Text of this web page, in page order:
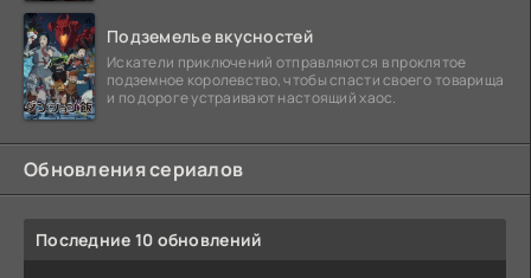
Подземелье вкусностей
Искатели приключений отправляются в проклятое
подземное королевство, чтобы спасти своего товарища
и по дороге устраивают настоящий хаос.
Обновления сериалов
Последние 10 обновлений